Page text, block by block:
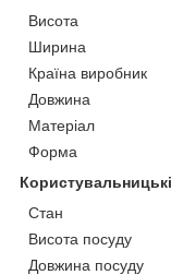
Висота
Ширина
Країна виробник
Довжина
Матеріал
Форма
Стан
Висота посуду
Довжина посуду